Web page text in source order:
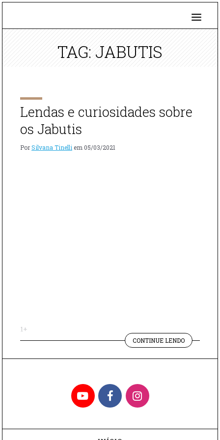
TAG: JABUTIS
Lendas e curiosidades sobre
os Jabutis
PorSilvana Tinelli em 05/03/2021
1+
CONTINUE LENDO"LENDAS
E
YouTubeFacebookInstagram